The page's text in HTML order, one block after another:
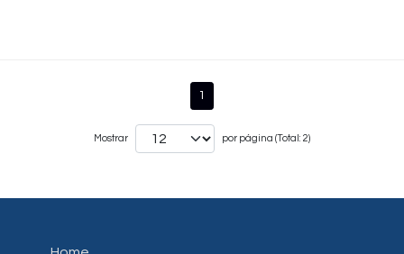
1
Mostrar por página (Total: 2)